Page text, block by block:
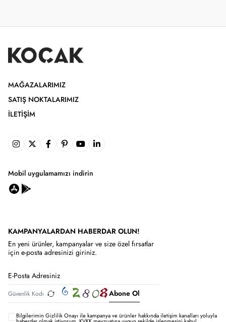
MAĞAZALARIMIZ
SATIŞ NOKTALARIMIZ
İLETIŞIM
Mobil uygulamamızı indirin
KAMPANYALARDAN HABERDAR OLUN!
En yeni ürünler, kampanyalar ve size özel fırsatlar
için e-posta adresinizi giriniz.
Abone Ol
Bilgilerimin Gizlilik Onayı ile kampanya ve ürünler hakkında iletişim kanalları yoluyla